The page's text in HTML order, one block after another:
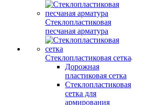
Стеклопластиковая
песчаная арматура
Стеклопластиковая сетка
Дорожная
пластиковая сетка
Стеклопластиковая
сетка для
армирования